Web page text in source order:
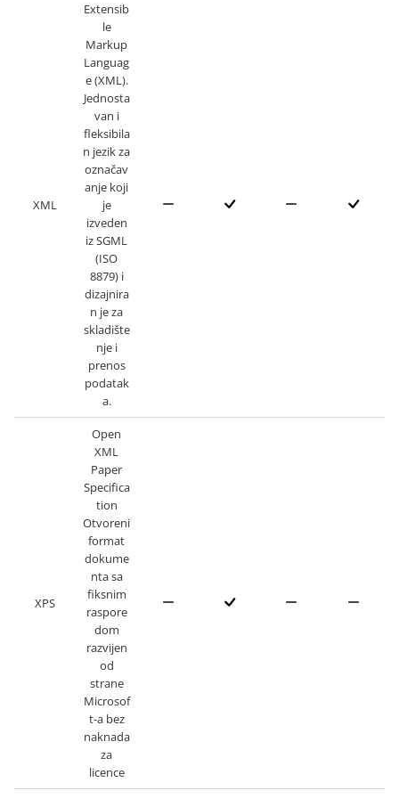
XML
Extensib
le
Markup
Languag
e (XML).
Jednosta
van i
fleksibila
n jezik za
označav
anje koji
je
izveden
iz SGML
(ISO
8879) i
dizajnira
n je za
skladište
nje i
prenos
podatak
a.
XPS
Open
XML
Paper
Specifica
tion
Otvoreni
format
dokume
nta sa
fiksnim
raspore
dom
razvijen
od
strane
Microsof
t-a bez
naknada
za
licence